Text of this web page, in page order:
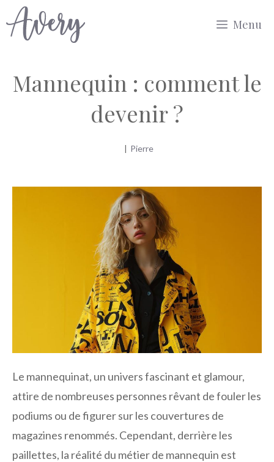
Aller
au
Menu
Mannequin : comment le
devenir ?
| Pierre
Le mannequinat, un univers fascinant et glamour,
attire de nombreuses personnes rêvant de fouler les
podiums ou de figurer sur les couvertures de
magazines renommés. Cependant, derrière les
paillettes, la réalité du métier de mannequin est